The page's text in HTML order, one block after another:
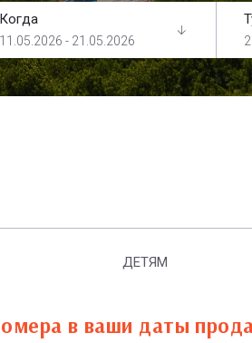
Когда
11.05.2026 - 21.05.2026
ДЕТЯМ
в ваши даты